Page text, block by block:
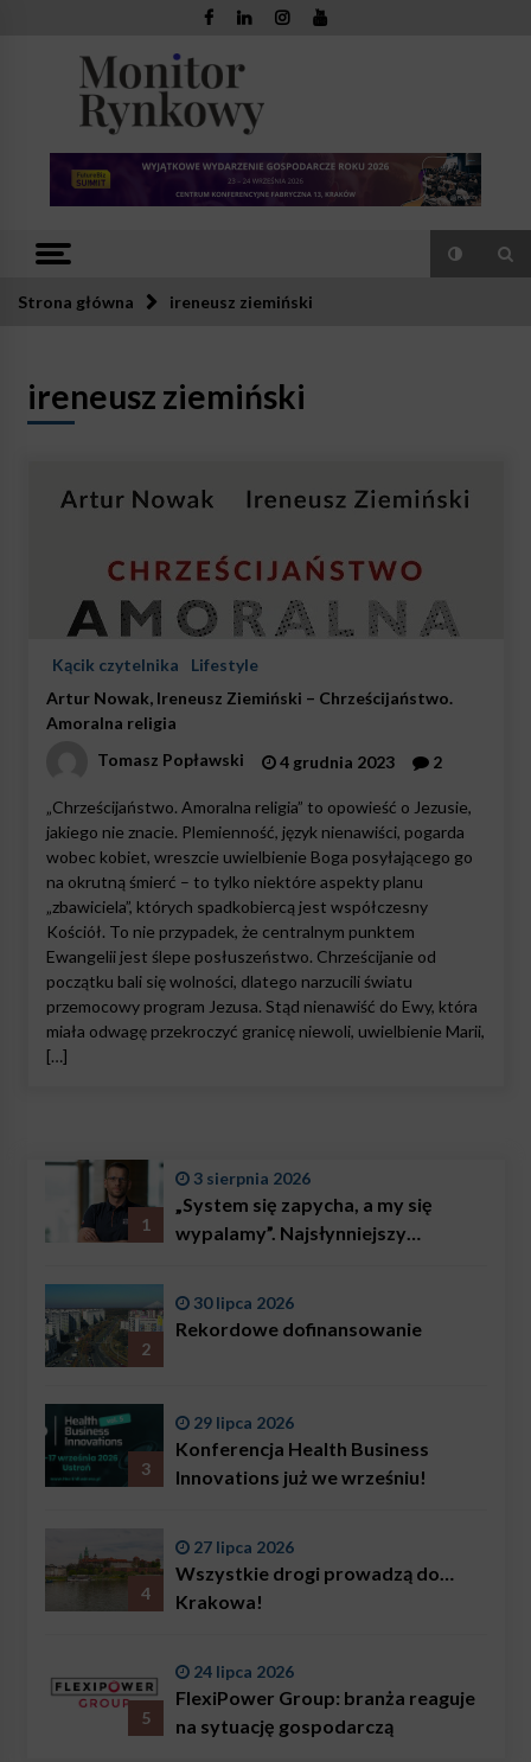
Monitor
Rynkowy
Strona główna ireneusz ziemiński
ireneusz ziemiński
Kącik czytelnika
Lifestyle
Artur Nowak, Ireneusz Ziemiński – Chrześcijaństwo.
Amoralna religia
Tomasz Popławski
4 grudnia 2023 2
„Chrześcijaństwo. Amoralna religia” to opowieść o Jezusie,
jakiego nie znacie. Plemienność, język nienawiści, pogarda
wobec kobiet, wreszcie uwielbienie Boga posyłającego go
na okrutną śmierć – to tylko niektóre aspekty planu
„zbawiciela”, których spadkobiercą jest współczesny
Kościół. To nie przypadek, że centralnym punktem
Ewangelii jest ślepe posłuszeństwo. Chrześcijanie od
początku bali się wolności, dlatego narzucili światu
przemocowy program Jezusa. Stąd nienawiść do Ewy, która
miała odwagę przekroczyć granicę niewoli, uwielbienie Marii,
[…]
1
3 sierpnia 2026
„System się zapycha, a my się
wypalamy”. Najsłynniejszy
problemem są nie tylko choroby
2
30 lipca 2026
Rekordowe dofinansowanie
3
29 lipca 2026
Konferencja Health Business
Innovations już we wrześniu!
4
27 lipca 2026
Wszystkie drogi prowadzą do…
Krakowa!
5
24 lipca 2026
FlexiPower Group: branża reaguje
na sytuację gospodarczą